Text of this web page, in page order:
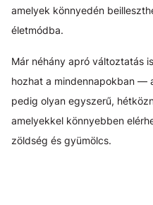
amelyek könnyedén
életmódba.
Már néhány apró változtatás
hozhat a mindennapokban —
pedig olyan egyszerű,
amelyekkel könnyebben
zöldség és gyümölcs.